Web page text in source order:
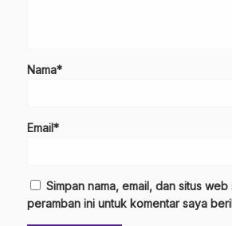
Nama*
Email*
Simpan nama, email, dan situs
peramban ini untuk komentar saya